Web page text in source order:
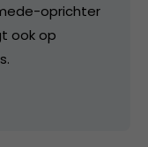
oprichter
ook op